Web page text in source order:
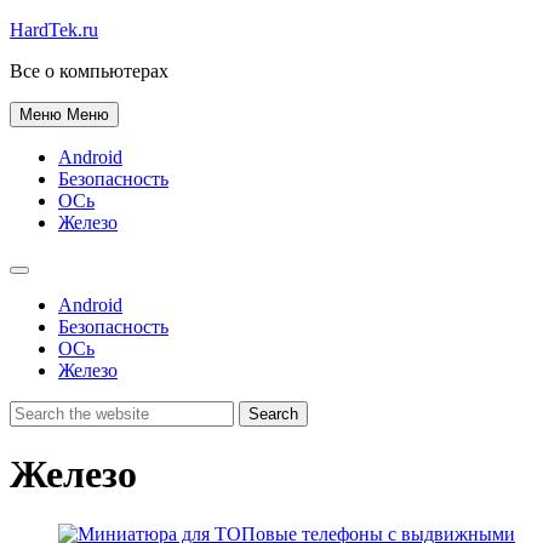
HardTek.ru
Все о компьютерах
Меню Меню
Android
Безопасность
ОСь
Железо
Android
Безопасность
ОСь
Железо
Железо